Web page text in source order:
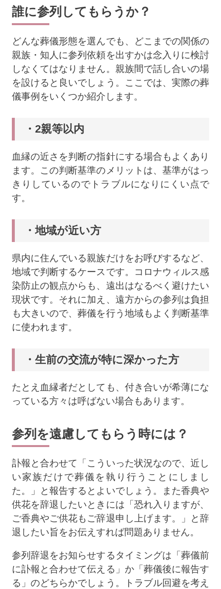
誰に参列してもらうか？
どんな葬儀形態を選んでも、どこまでの関係の
親族・知人に参列依頼を出すかは念入りに検討
しなくてはなりません。親族間で話し合いの場
を設けると良いでしょう。ここでは、実際の葬
儀事例をいくつか紹介します。
・2親等以内
血縁の近さを判断の指針にする場合もよくあり
ます。この判断基準のメリットは、基準がはっ
きりしているのでトラブルになりにくい点で
す。
・地域が近い方
県内に住んでいる親族だけをお呼びするなど、
地域で判断するケースです。コロナウィルス感
染防止の観点からも、遠出はなるべく避けたい
現状です。それに加え、遠方からの参列は負担
も大きいので、葬儀を行う地域もよく判断基準
に使われます。
・生前の交流が特に深かった方
たとえ血縁者だとしても、付き合いが希薄にな
っている方々は呼ばない場合もあります。
参列を遠慮してもらう時には？
訃報と合わせて「こういった状況なので、近し
い家族だけで葬儀を執り行うことにしまし
た。」と報告するとよいでしょう。また香典や
供花を辞退したいときには「恐れ入りますが、
ご香典やご供花もご辞退申し上げます。」と辞
退したい旨をお伝えすれば問題ありません。
参列辞退をお知らせするタイミングは「葬儀前
に訃報と合わせて伝える」か「葬儀後に報告す
る」のどちらかでしょう。トラブル回避を考え